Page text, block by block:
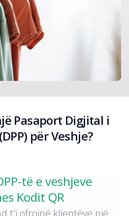
Pasaport Digjital i
për Veshje?
të e veshjeve
Kodit QR
t'i ofrojnë klientëve një